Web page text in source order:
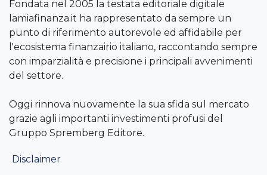
Fondata nel 2005 la testata editoriale digitale
lamiafinanza.it ha rappresentato da sempre un
punto di riferimento autorevole ed affidabile per
l'ecosistema finanzairio italiano, raccontando sempre
con imparzialità e precisione i principali avvenimenti
del settore.
Oggi rinnova nuovamente la sua sfida sul mercato
grazie agli importanti investimenti profusi del
Gruppo Spremberg Editore.
Disclaimer